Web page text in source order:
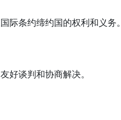
际条约缔约国的权利和义务。
好谈判和协商解决。